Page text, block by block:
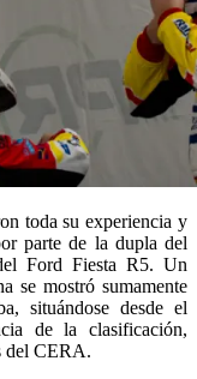
toda su experiencia y
parte de la dupla del
Ford Fiesta R5. Un
se mostró sumamente
situándose desde el
de la clasificación,
del CERA.